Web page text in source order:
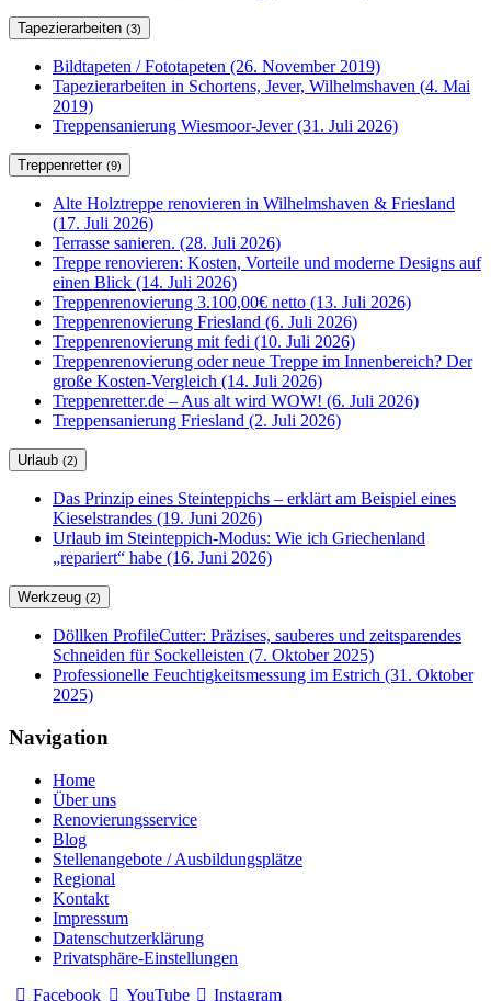
Tapezierarbeiten (3)
Bildtapeten / Fototapeten (26. November 2019)
Tapezierarbeiten in Schortens, Jever, Wilhelmshaven (4. Mai
2019)
Treppensanierung Wiesmoor-Jever (31. Juli 2026)
Treppenretter (9)
Alte Holztreppe renovieren in Wilhelmshaven & Friesland
(17. Juli 2026)
Terrasse sanieren. (28. Juli 2026)
Treppe renovieren: Kosten, Vorteile und moderne Designs auf
einen Blick (14. Juli 2026)
Treppenrenovierung 3.100,00€ netto (13. Juli 2026)
Treppenrenovierung Friesland (6. Juli 2026)
Treppenrenovierung mit fedi (10. Juli 2026)
Treppenrenovierung oder neue Treppe im Innenbereich? Der
große Kosten-Vergleich (14. Juli 2026)
Treppenretter.de – Aus alt wird WOW! (6. Juli 2026)
Treppensanierung Friesland (2. Juli 2026)
Urlaub (2)
Das Prinzip eines Steinteppichs – erklärt am Beispiel eines
Kieselstrandes (19. Juni 2026)
Urlaub im Steinteppich-Modus: Wie ich Griechenland
„repariert“ habe (16. Juni 2026)
Werkzeug (2)
Döllken ProfileCutter: Präzises, sauberes und zeitsparendes
Schneiden für Sockelleisten (7. Oktober 2025)
Professionelle Feuchtigkeitsmessung im Estrich (31. Oktober
2025)
Navigation
Home
Über uns
Renovierungsservice
Blog
Stellenangebote / Ausbildungsplätze
Regional
Kontakt
Impressum
Datenschutzerklärung
Privatsphäre-Einstellungen
Facebook
YouTube Instagram